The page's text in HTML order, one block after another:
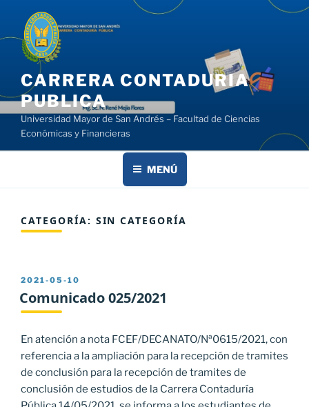
contenido
CARRERA CONTADURIA
PUBLICA
Universidad Mayor de San Andrés – Facultad de Ciencias
Económicas y Financieras
MENÚ
CATEGORÍA: SIN CATEGORÍA
PUBLICADO
EL
2021-05-10
Comunicado 025/2021
En atención a nota FCEF/DECANATO/Nª0615/2021, con
referencia a la ampliación para la recepción de tramites
de conclusión para la recepción de tramites de
conclusión de estudios de la Carrera Contaduría